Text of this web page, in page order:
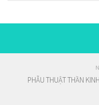
PHẪU THUẬT THẦN